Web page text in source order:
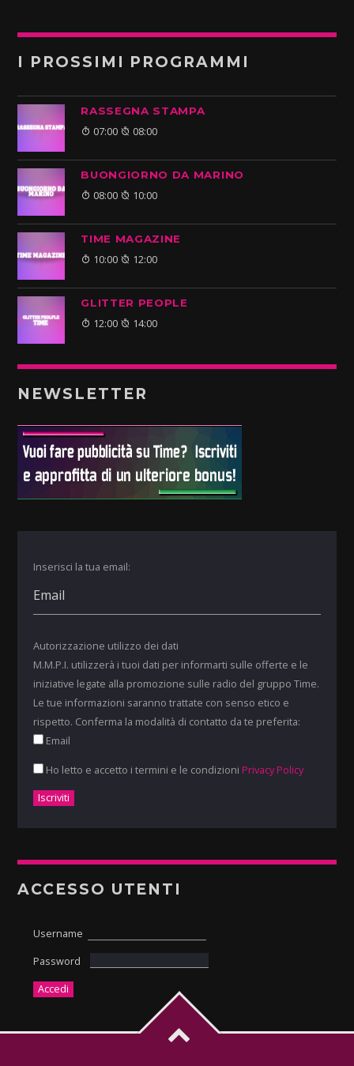
I PROSSIMI PROGRAMMI
RASSEGNA STAMPA
07:00 08:00
BUONGIORNO DA MARINO
08:00 10:00
TIME MAGAZINE
10:00 12:00
GLITTER PEOPLE
12:00 14:00
NEWSLETTER
Inserisci la tua email:
Autorizzazione utilizzo dei dati
M.M.P.I. utilizzerà i tuoi dati per informarti sulle offerte e le
iniziative legate alla promozione sulle radio del gruppo Time.
Le tue informazioni saranno trattate con senso etico e
rispetto. Conferma la modalità di contatto da te preferita:
Email
Ho letto e accetto i termini e le condizioni Privacy Policy
ACCESSO UTENTI
Username
Password